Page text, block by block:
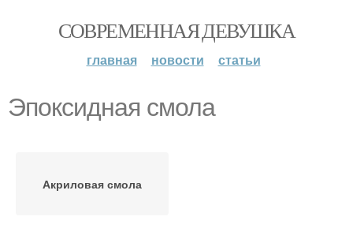
СОВРЕМЕННАЯ ДЕВУШКА
главная новости статьи
Эпоксидная смола
Акриловая смола